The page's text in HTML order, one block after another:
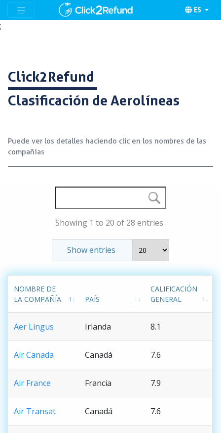
ES
;
Click2Refund
Clasificación de Aerolíneas
Puede ver los detalles haciendo clic en los nombres de las
compañías
Showing 1 to 20 of 28 entries
Show entries
NOMBRE DE
LA COMPAÑÍA
PAÍS
CALIFICACIÓN
GENERAL
Aer Lingus Irlanda 8.1
Air Canada Canadá 7.6
Air France Francia 7.9
Air Transat Canadá 7.6